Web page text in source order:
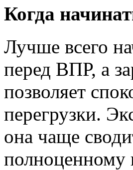
Когда
Лучше всего
перед ВПР, а
позволяет
перегрузки.
она чаще